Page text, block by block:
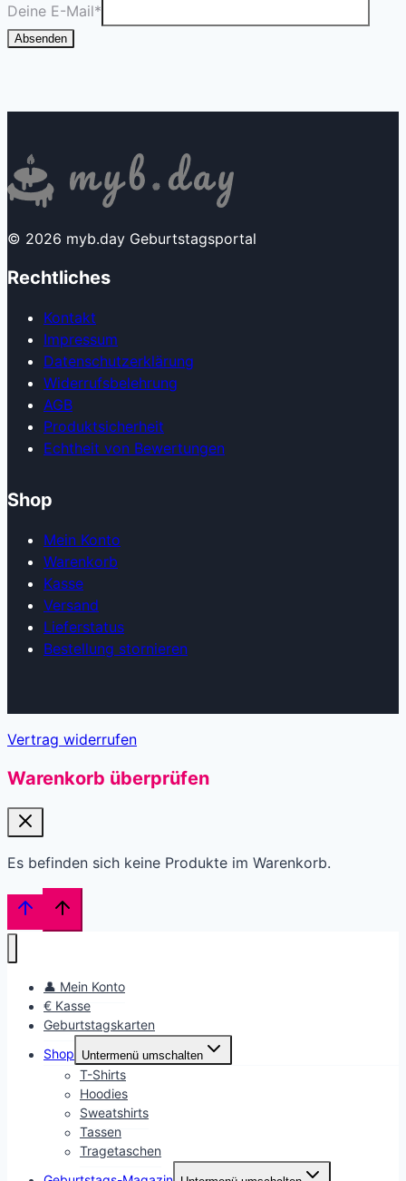
Deine E-Mail*
Absenden
© 2026 myb.day Geburtstagsportal
Rechtliches
Kontakt
Impressum
Datenschutzerklärung
Widerrufsbelehrung
AGB
Produkt­sicherheit
Echtheit von Bewertungen
Shop
Mein Konto
Warenkorb
Kasse
Versand
Lieferstatus
Bestellung stornieren
Vertrag widerrufen
Warenkorb überprüfen
Es befinden sich keine Produkte im Warenkorb.
👤 Mein Konto
€ Kasse
Geburtstagskarten
Shop
Untermenü umschalten
T-Shirts
Hoodies
Sweatshirts
Tassen
Tragetaschen